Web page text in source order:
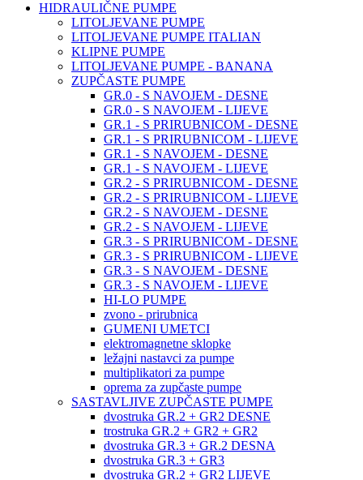
HIDRAULIČNE PUMPE
LITOLJEVANE PUMPE
LITOLJEVANE PUMPE ITALIAN
KLIPNE PUMPE
LITOLJEVANE PUMPE - BANANA
ZUPČASTE PUMPE
GR.0 - S NAVOJEM - DESNE
GR.0 - S NAVOJEM - LIJEVE
GR.1 - S PRIRUBNICOM - DESNE
GR.1 - S PRIRUBNICOM - LIJEVE
GR.1 - S NAVOJEM - DESNE
GR.1 - S NAVOJEM - LIJEVE
GR.2 - S PRIRUBNICOM - DESNE
GR.2 - S PRIRUBNICOM - LIJEVE
GR.2 - S NAVOJEM - DESNE
GR.2 - S NAVOJEM - LIJEVE
GR.3 - S PRIRUBNICOM - DESNE
GR.3 - S PRIRUBNICOM - LIJEVE
GR.3 - S NAVOJEM - DESNE
GR.3 - S NAVOJEM - LIJEVE
HI-LO PUMPE
zvono - prirubnica
GUMENI UMETCI
elektromagnetne sklopke
ležajni nastavci za pumpe
multiplikatori za pumpe
oprema za zupčaste pumpe
SASTAVLJIVE ZUPČASTE PUMPE
dvostruka GR.2 + GR2 DESNE
trostruka GR.2 + GR2 + GR2
dvostruka GR.3 + GR.2 DESNA
dvostruka GR.3 + GR3
dvostruka GR.2 + GR2 LIJEVE